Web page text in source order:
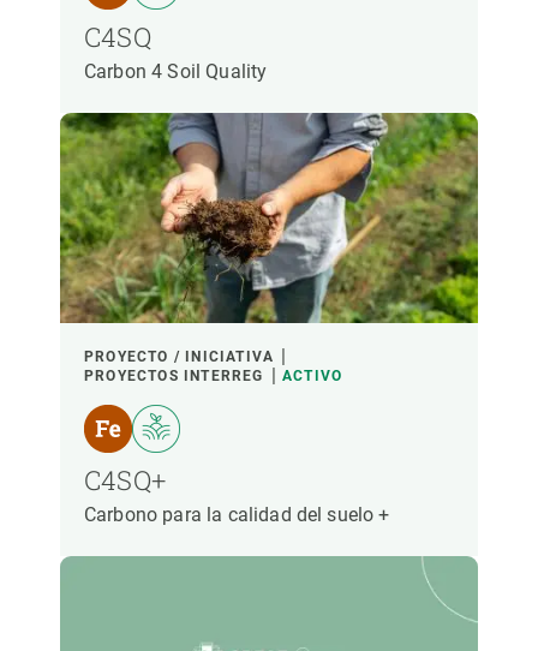
C4SQ
Carbon 4 Soil Quality
PROYECTO / INICIATIVA
PROYECTOS INTERREG
ACTIVO
C4SQ+
Carbono para la calidad del suelo +